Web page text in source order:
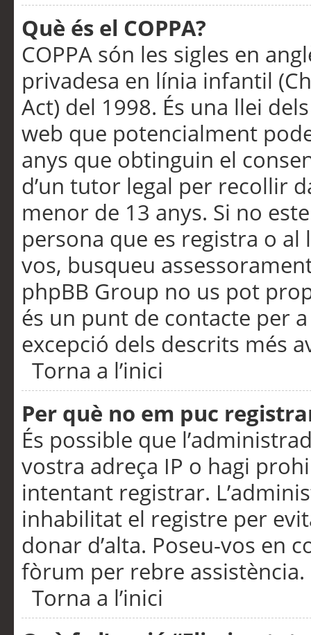
Què és el COPPA?
COPPA són les sigles en
privadesa en línia infantil
Act) del 1998. És una llei
web que potencialment
anys que obtinguin el
d’un tutor legal per recollir
menor de 13 anys. Si no
persona que es registra o
vos, busqueu
phpBB Group no us pot
és un punt de contacte per
excepció dels descrits més
Torna a l’inici
Per què no em puc
És possible que
vostra adreça IP o hagi
intentant registrar.
inhabilitat el registre per
donar d’alta. Poseu-vos en
fòrum per rebre assistència.
Torna a l’inici